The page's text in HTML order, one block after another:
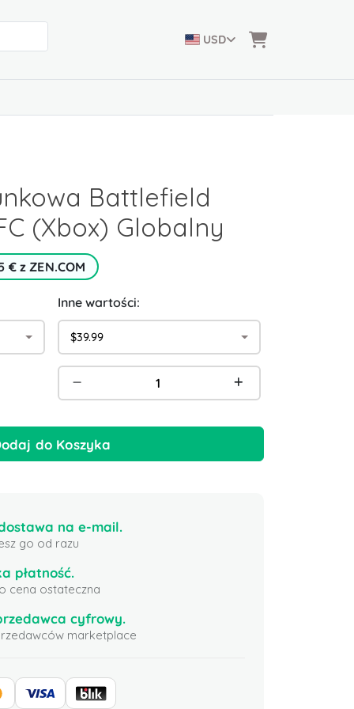
USD
Battlefield
(Xbox) Globalny
€ z ZEN.COM
Inne wartości:
$39.99
do Koszyka
na e-mail.
go od razu
płatność.
cena ostateczna
cyfrowy.
marketplace